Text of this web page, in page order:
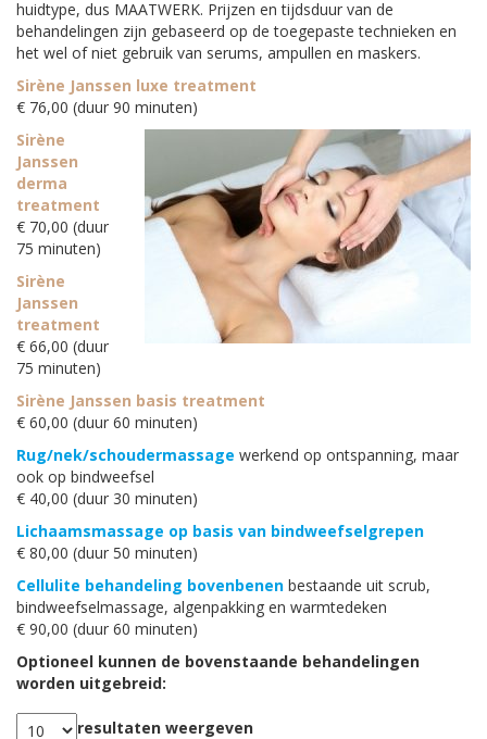
huidtype, dus MAATWERK. Prijzen en tijdsduur van de
behandelingen zijn gebaseerd op de toegepaste technieken en
het wel of niet gebruik van serums, ampullen en maskers.
Sirène Janssen luxe treatment
€ 76,00 (duur 90 minuten)
Sirène
Janssen
derma
treatment
€ 70,00 (duur
75 minuten)
Sirène
Janssen
treatment
€ 66,00 (duur
75 minuten)
Sirène Janssen basis treatment
€ 60,00 (duur 60 minuten)
Rug/nek/schoudermassage werkend op ontspanning, maar
ook op bindweefsel
€ 40,00 (duur 30 minuten)
Lichaamsmassage op basis van bindweefselgrepen
€ 80,00 (duur 50 minuten)
Cellulite behandeling bovenbenen bestaande uit scrub,
bindweefselmassage, algenpakking en warmtedeken
€ 90,00 (duur 60 minuten)
Optioneel kunnen de bovenstaande behandelingen
worden uitgebreid:
resultaten weergeven